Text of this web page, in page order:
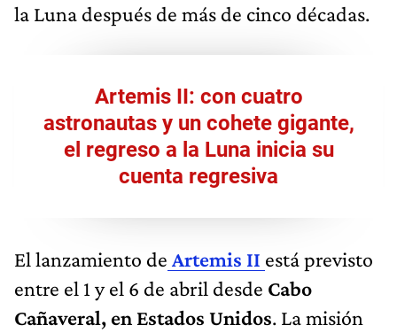
la Luna después de más de cinco décadas.
Artemis II: con cuatro
astronautas y un cohete gigante,
el regreso a la Luna inicia su
cuenta regresiva
El lanzamiento de Artemis II está previsto
entre el 1 y el 6 de abril desde Cabo
Cañaveral, en Estados Unidos. La misión